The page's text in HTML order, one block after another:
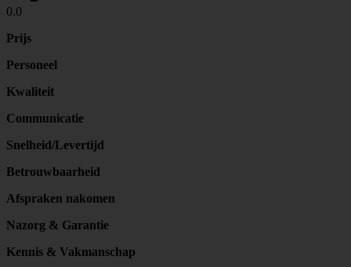
0.0
Prijs
Personeel
Kwaliteit
Communicatie
Snelheid/Levertijd
Betrouwbaarheid
Afspraken nakomen
Nazorg & Garantie
Kennis & Vakmanschap